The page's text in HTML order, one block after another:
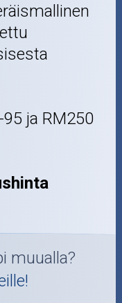
ja RM250
muualla?